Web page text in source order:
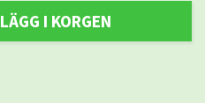
LÄGG I KORGEN